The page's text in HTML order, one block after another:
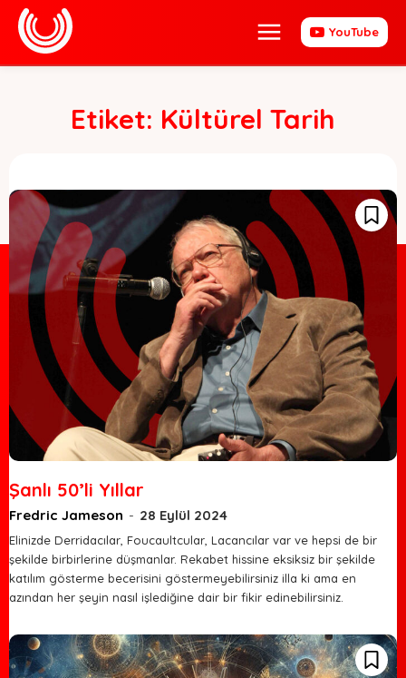
YouTube
Etiket: Kültürel Tarih
Şanlı 50’li Yıllar
Fredric Jameson - 28 Eylül 2024
Elinizde Derridacılar, Foucaultcular, Lacancılar var ve hepsi de bir
şekilde birbirlerine düşmanlar. Rekabet hissine eksiksiz bir şekilde
katılım gösterme becerisini göstermeyebilirsiniz illa ki ama en
azından her şeyin nasıl işlediğine dair bir fikir edinebilirsiniz.